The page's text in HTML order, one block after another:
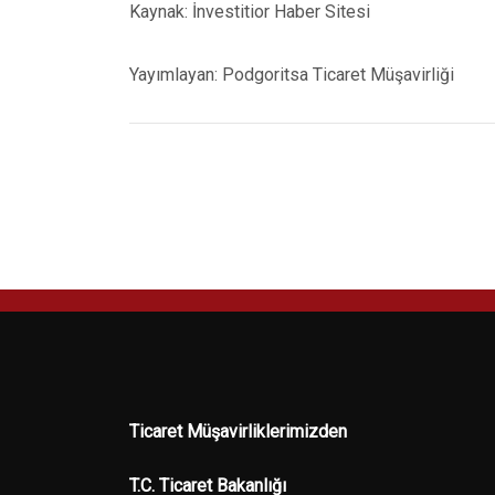
Kaynak: İnvestitior Haber Sitesi
Yayımlayan: Podgoritsa Ticaret Müşavirliği
Ticaret Müşavirliklerimizden
T.C. Ticaret Bakanlığı